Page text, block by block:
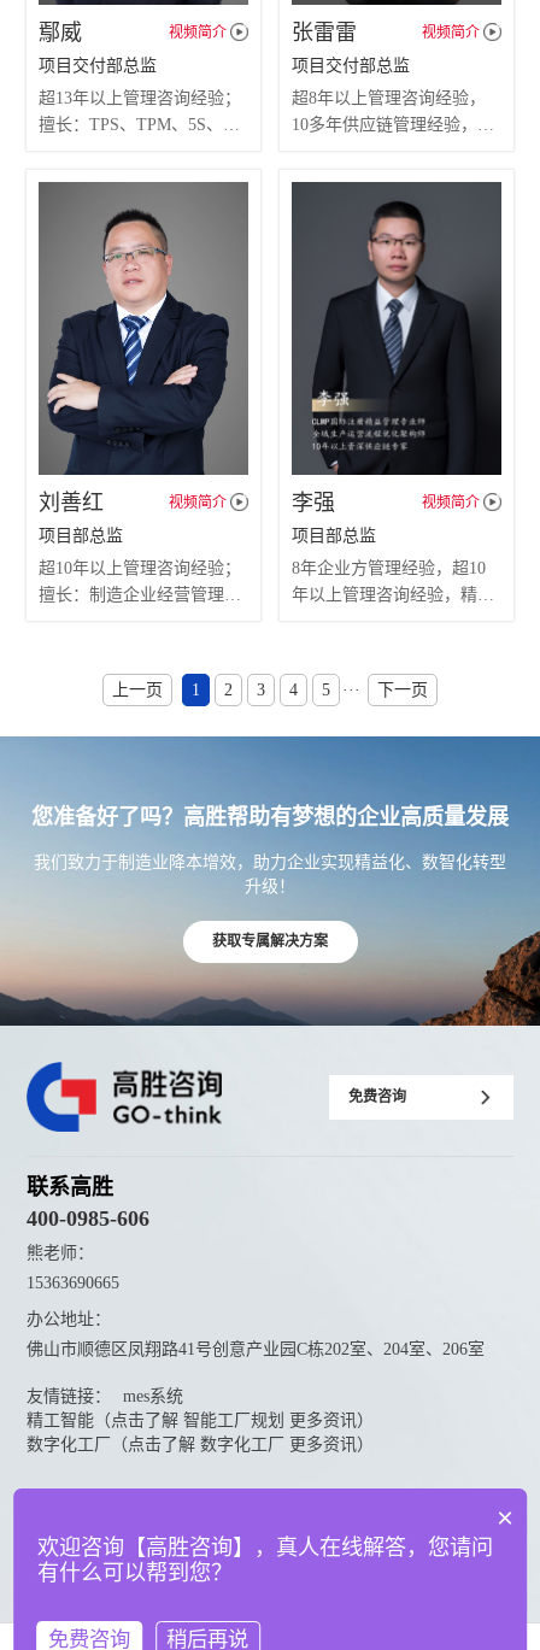
鄢威
项目交付部总监
视频简介
超13年以上管理咨询经验；
擅长：TPS、TPM、5S、价
布局SLP、cell生产等。
张雷雷
项目交付部总监
视频简介
超8年以上管理咨询经验，
10多年供应链管理经验，擅
刘善红
项目部总监
视频简介
超10年以上管理咨询经验；
擅长：制造企业经营管理、
理等领域。
李强
项目部总监
视频简介
8年企业方管理经验，超10
年以上管理咨询经验，精通
控有丰富的实践经验;
上一页
1 2 3 4 5 ··· 下一页
您准备好了吗？高胜帮助有梦想的企业高质量发展
我们致力于制造业降本增效，助力企业实现精益化、数智化转型
升级！
获取专属解决方案
免费咨询
联系高胜
400-0985-606
熊老师：
15363690665
办公地址：
佛山市顺德区凤翔路41号创意产业园C栋202室、204室、206室
友情链接：
mes系统
精工智能（点击了解 智能工厂规划 更多资讯）
数字化工厂（点击了解 数字化工厂 更多资讯）
© 广东高胜互联科技有限公司
×
欢迎咨询【高胜咨询】，真人在线解答，您请问
有什么可以帮到您？
免费咨询 稍后再说